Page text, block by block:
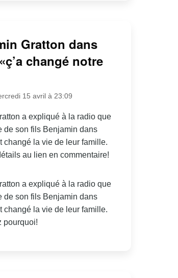
Gratton dans
changé notre
15 avril à 23:09
a expliqué à la radio que
de son fils Benjamin dans
changé la vie de leur famille.
au lien en commentaire!
a expliqué à la radio que
de son fils Benjamin dans
changé la vie de leur famille.
pourquoi!